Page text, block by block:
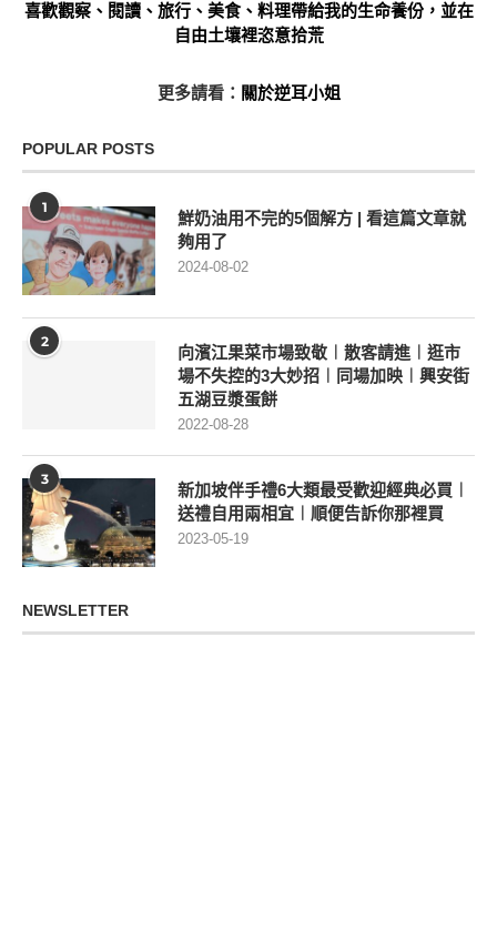
喜歡觀察、閱讀、旅行、美食、料理帶給我的生命養份，並在
自由土壤裡恣意拾荒
更多請看： 關於逆耳小姐
POPULAR POSTS
1
鮮奶油用不完的5個解方 | 看這篇文章就
夠用了
2024-08-02
2
向濱江果菜市場致敬︱散客請進︱逛市
場不失控的3大妙招︱同場加映︱興安街
五湖豆漿蛋餅
2022-08-28
3
新加坡伴手禮6大類最受歡迎經典必買︱
送禮自用兩相宜︱順便告訴你那裡買
2023-05-19
NEWSLETTER